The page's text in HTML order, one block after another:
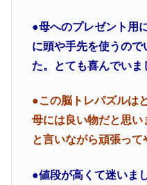
●母へのプレゼント用
に頭や手先を使うので
た。とても喜んでいま
●この脳トレパズルは
母には良い物だと思い
と言いながら頑張って
●値段が高くて迷いま